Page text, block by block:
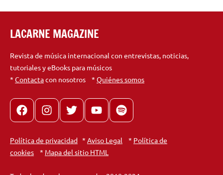
LACARNE MAGAZINE
Revista de música internacional con entrevistas, noticias,
tutoriales y eBooks para músicos
* Contactacon nosotros * Quiénes somos
FacebookInstagram
X youtubespotify
Política de privacidad * Aviso Legal * Política de
cookies * Mapa del sitio HTML